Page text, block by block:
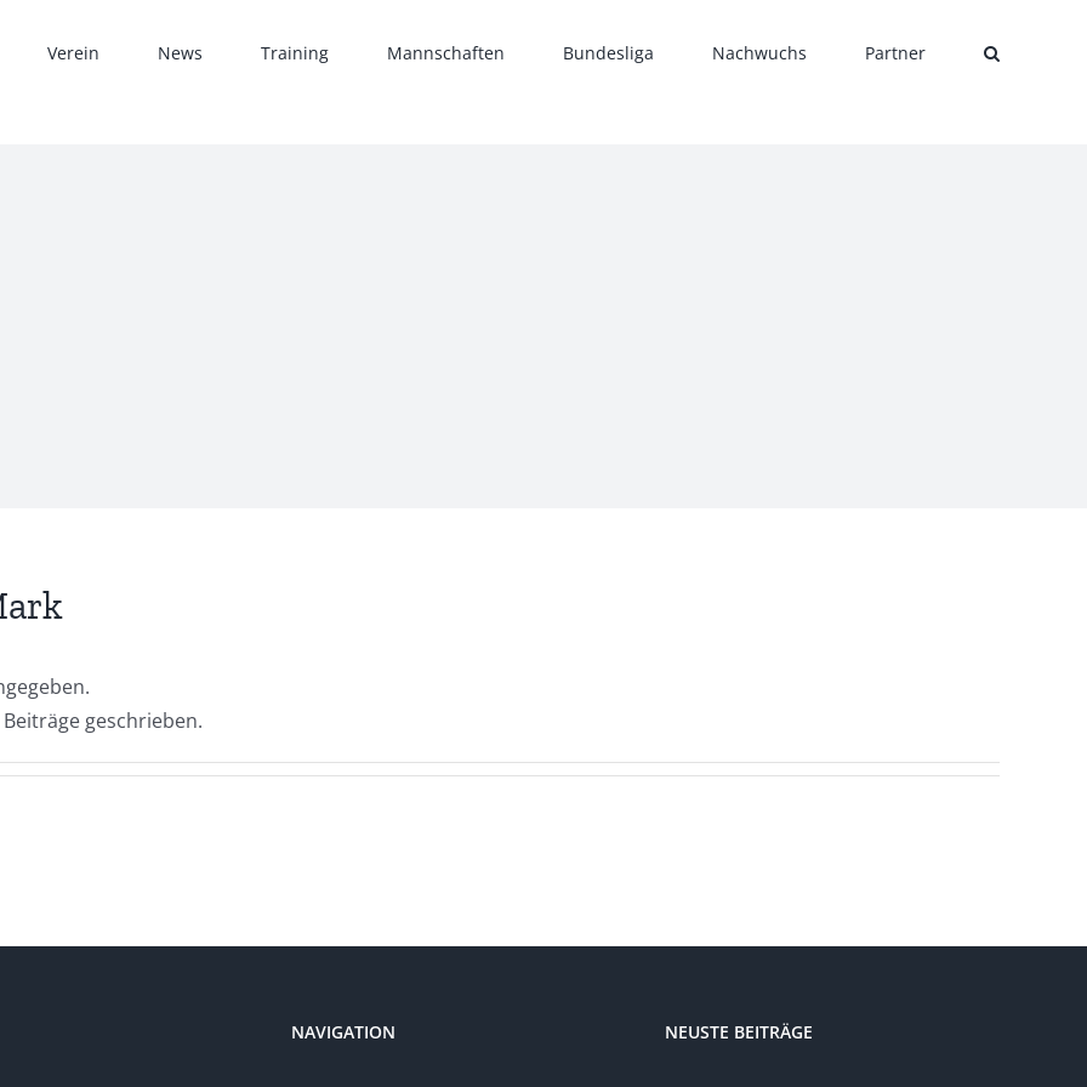
Verein News Training Mannschaften Bundesliga Nachwuchs Partner
geschrieben.
NAVIGATION NEUSTE BEITRÄGE